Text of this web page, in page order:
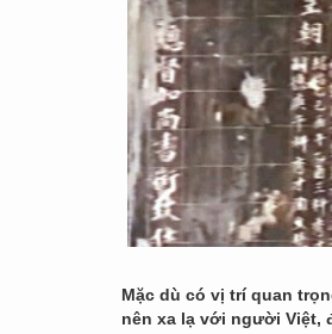
Mặc dù có vị trí quan
nên xa lạ với người Việt,